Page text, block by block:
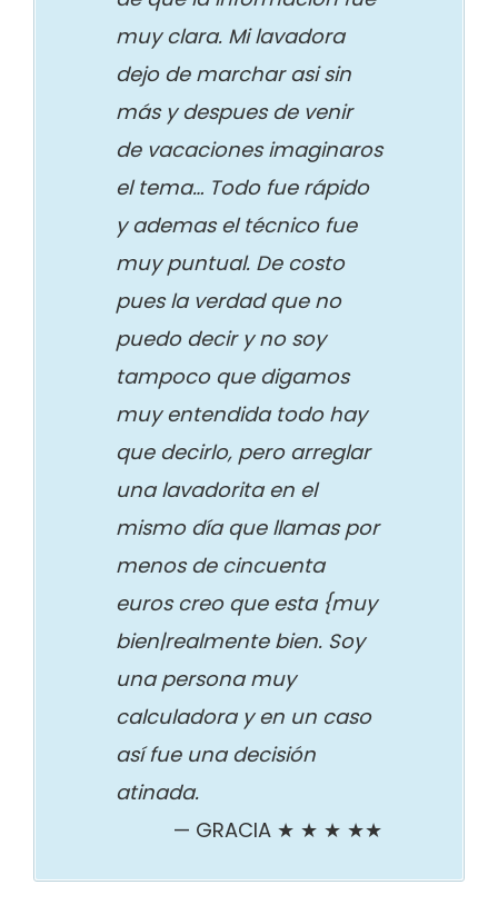
muy clara. Mi lavadora
dejo de marchar asi sin
más y despues de venir
de vacaciones imaginaros
el tema… Todo fue rápido
y ademas el técnico fue
muy puntual. De costo
pues la verdad que no
puedo decir y no soy
tampoco que digamos
muy entendida todo hay
que decirlo, pero arreglar
una lavadorita en el
mismo día que llamas por
menos de cincuenta
euros creo que esta {muy
bien|realmente bien. Soy
una persona muy
calculadora y en un caso
así fue una decisión
atinada.
GRACIA ★ ★ ★ ★★